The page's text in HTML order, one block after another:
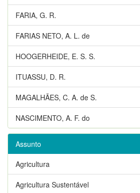
FARIA, G. R.
FARIAS NETO, A. L. de
HOOGERHEIDE, E. S. S.
ITUASSU, D. R.
MAGALHÃES, C. A. de S.
NASCIMENTO, A. F. do
Assunto
Agricultura
Agricultura Sustentável